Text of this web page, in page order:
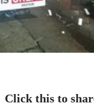
Click this to